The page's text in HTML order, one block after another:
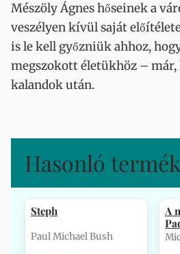
Mészöly Ágnes hőseinek a
veszélyen kívül saját
is le kell győzniük ahhoz,
megszokott életükhöz – már,
kalandok után.
Hasonló
Steph
Paul Michael Bush
A